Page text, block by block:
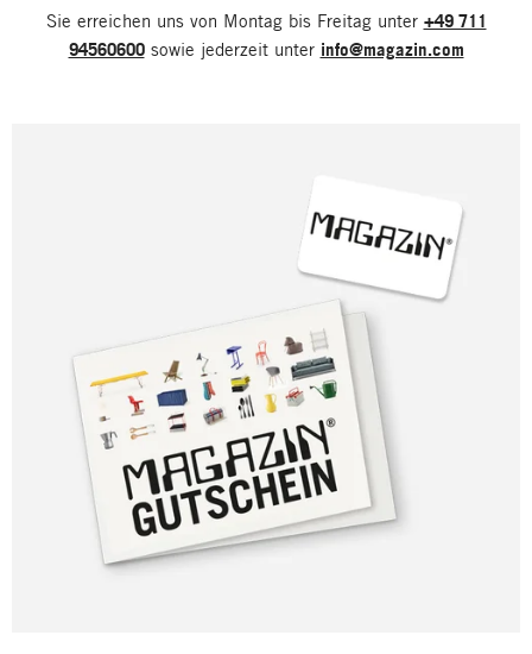
Sie erreichen uns von Montag bis Freitag unter +49 711
94560600sowie jederzeit unter info@magazin.com